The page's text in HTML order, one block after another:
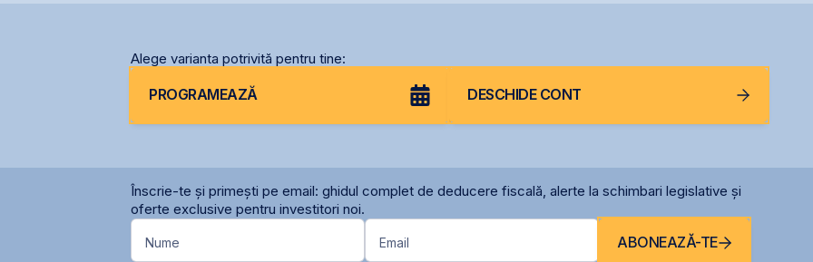
Alege varianta potrivită pentru tine:
PROGRAMEAZĂ DESCHIDE CONT
Înscrie-te și primești pe email: ghidul complet de deducere fiscală, alerte la schimbari legislative și
oferte exclusive pentru investitori noi.
Nume Email ABONEAZĂ-TE